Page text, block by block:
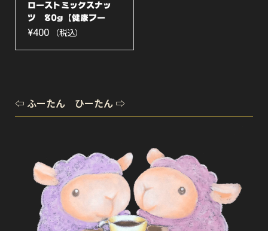
ローストミックスナッ
ツ 80g【健康フー
ズ】
¥400 （税込）
⇦ ふーたん ひーたん ⇨